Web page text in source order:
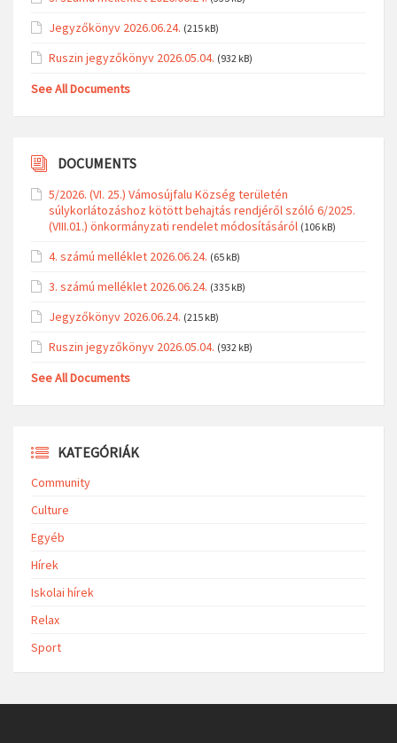
Jegyzőkönyv 2026.06.24. (215 kB)
Ruszin jegyzőkönyv 2026.05.04. (932 kB)
See All Documents
DOCUMENTS
5/2026. (VI. 25.) Vámosújfalu Község területén
súlykorlátozáshoz kötött behajtás rendjéről szóló 6/2025.
(VIII.01.) önkormányzati rendelet módosításáról (106 kB)
4. számú melléklet 2026.06.24. (65 kB)
3. számú melléklet 2026.06.24. (335 kB)
Jegyzőkönyv 2026.06.24. (215 kB)
Ruszin jegyzőkönyv 2026.05.04. (932 kB)
See All Documents
KATEGÓRIÁK
Community
Culture
Egyéb
Hírek
Iskolai hírek
Relax
Sport